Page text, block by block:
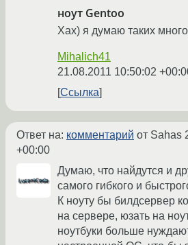
ноут Gentoo
Хах) я думаю таких
Mihalich41
21.08.2011 10:50:02
Ссылка
Ответ на: комментарий от Sahas
+00:00
Думаю, что найдутся и
самого гибкого и
К ноуту бы билдсервер
на сервере, юзать на
ноутбуки больше